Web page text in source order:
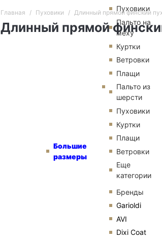
Большие
размеры
Пуховики
Пальто на
меху
Куртки
Ветровки
Плащи
Пальто из
шерсти
Пуховики
Куртки
Плащи
Ветровки
Еще
категории
Бренды
Garioldi
AVI
Dixi Coat
Главная Пуховики Длинный прямой финский
Длинный прямой